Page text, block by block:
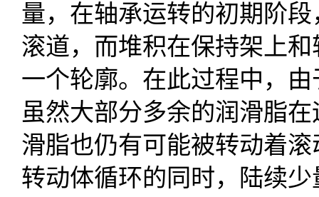
量，在轴承运转的初期阶
滚道，而堆积在保持架上
一个轮廓。在此过程中，
虽然大部分多余的润滑脂
滑脂也仍有可能被转动着
转动体循环的同时，陆续